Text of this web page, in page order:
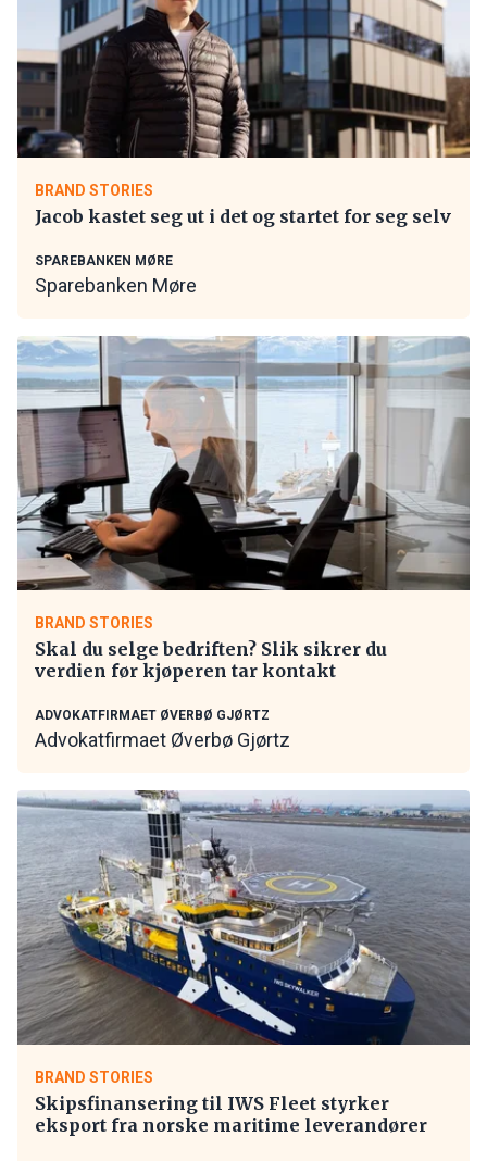
BRAND STORIES
Jacob kastet seg ut i det og startet for seg selv
SPAREBANKEN MØRE
Sparebanken Møre
BRAND STORIES
Skal du selge bedriften? Slik sikrer du
verdien før kjøperen tar kontakt
ADVOKATFIRMAET ØVERBØ GJØRTZ
Advokatfirmaet Øverbø Gjørtz
BRAND STORIES
Skipsfinansering til IWS Fleet styrker
eksport fra norske maritime leverandører